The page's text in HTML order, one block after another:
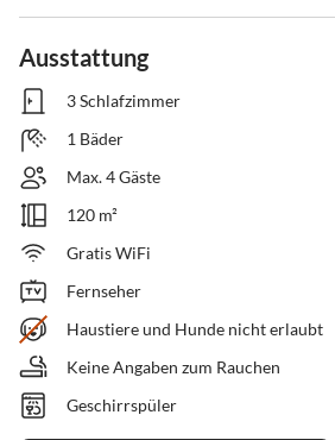
Ausstattung
3 Schlafzimmer
1 Bäder
Max. 4 Gäste
120 m²
Gratis WiFi
Fernseher
Haustiere und Hunde nicht erlaubt
Keine Angaben zum Rauchen
Geschirrspüler